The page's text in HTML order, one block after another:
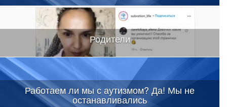
Родители
Работаем ли мы с аутизмом? Да! Мы не
останавливались